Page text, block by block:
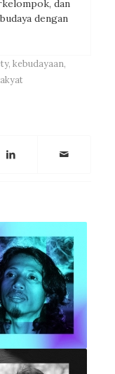
dan
dengan
, kebudayaan,